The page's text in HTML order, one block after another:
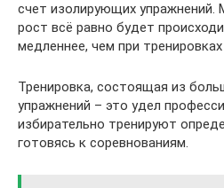
счет изолирующих упражнений.
рост всё равно будет
медленнее, чем при
Тренировка, состоящая из
упражнений – это удел
избирательно тренируют
готовясь к соревнованиям.